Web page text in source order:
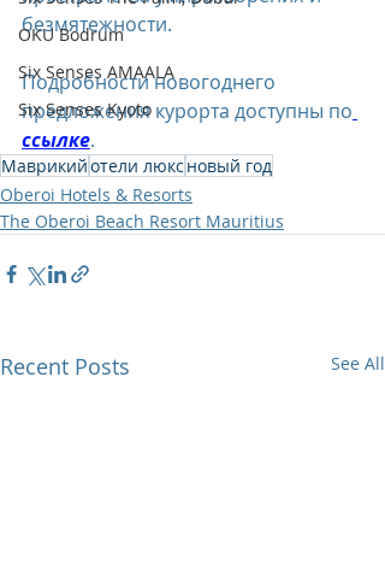
OKU Bodrum
Six Senses AMAALA
Six Senses Kyoto
безмятежности.
Подробности новогоднего
предложения курорта доступны по
ссылке.
Маврикийотели люкс новый год
Oberoi Hotels & Resorts
The Oberoi Beach Resort Mauritius
Recent Posts See All